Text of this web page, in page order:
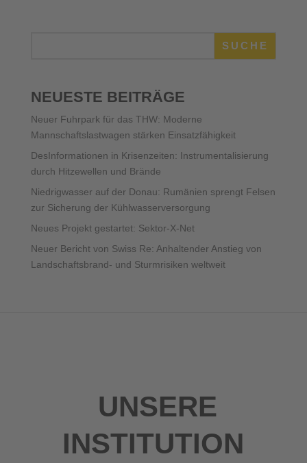
SUCHE
NEUESTE BEITRÄGE
Neuer Fuhrpark für das THW: Moderne
Mannschaftslastwagen stärken Einsatzfähigkeit
DesInformationen in Krisenzeiten: Instrumentalisierung
durch Hitzewellen und Brände
Niedrigwasser auf der Donau: Rumänien sprengt Felsen
zur Sicherung der Kühlwasserversorgung
Neues Projekt gestartet: Sektor-X-Net
Neuer Bericht von Swiss Re: Anhaltender Anstieg von
Landschaftsbrand- und Sturmrisiken weltweit
UNSERE
INSTITUTION